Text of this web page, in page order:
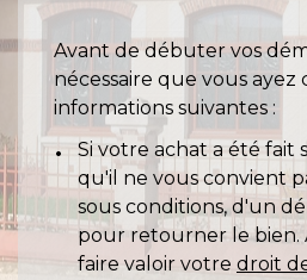
Avant de débuter vos
nécessaire que vous ayez
informations suivantes :
Si votre achat a été
qu'il ne vous convient
sous conditions, d'un
pour retourner le bien.
faire valoir votre droit